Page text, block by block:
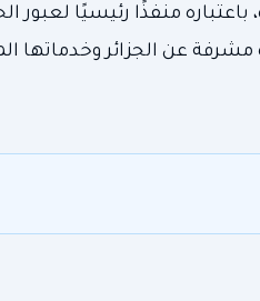
منفذًا رئيسيًا لعبور
عن الجزائر وخدماتها